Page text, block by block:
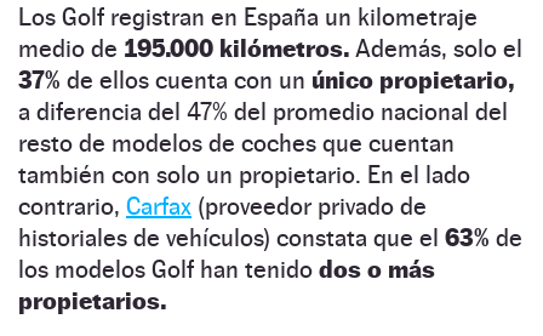
Los Golf registran en España un kilometraje
medio de 195.000 kilómetros. Además, solo el
37% de ellos cuenta con un único propietario,
a diferencia del 47% del promedio nacional del
resto de modelos de coches que cuentan
también con solo un propietario. En el lado
contrario, Carfax (proveedor privado de
historiales de vehículos) constata que el 63% de
los modelos Golf han tenido dos o más
propietarios.